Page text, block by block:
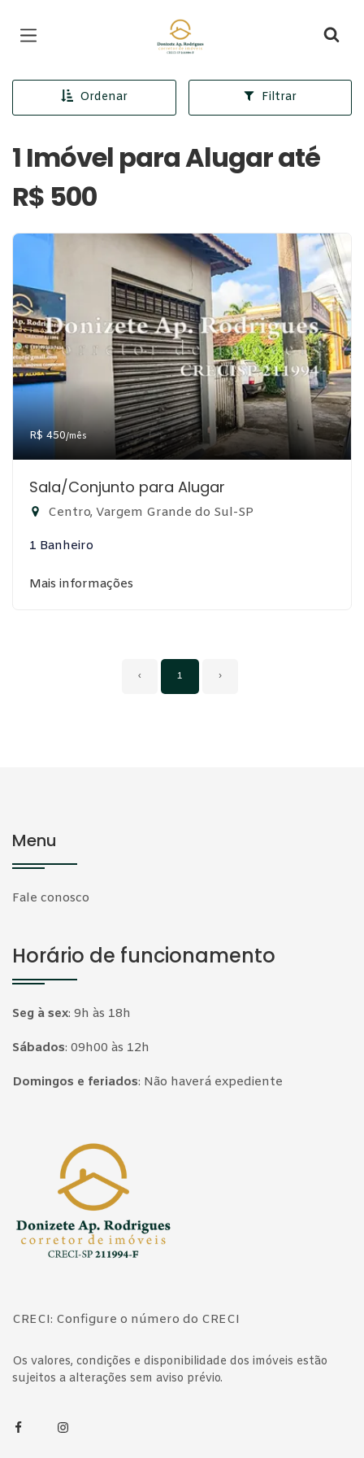
Página inicial
Ordenar Filtrar
1 Imóvel para Alugar até
R$ 500
R$ 450/mês
Sala/Conjunto para Alugar
Centro, Vargem Grande do Sul-SP
1 Banheiro
Mais informações
‹ 1 ›
Menu
Fale conosco
Horário de funcionamento
Seg à sex: 9h às 18h
Sábados: 09h00 às 12h
Domingos e feriados: Não haverá expediente
CRECI: Configure o número do CRECI
Os valores, condições e disponibilidade dos imóveis estão
sujeitos a alterações sem aviso prévio.
FacebookInstagram